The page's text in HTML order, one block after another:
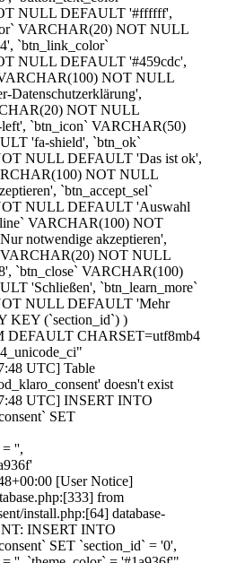
NULL DEFAULT '#ffffff',
VARCHAR(20) NOT NULL
`btn_link_color`
NULL DEFAULT '#459cdc',
NOT NULL
Datenschutzerklärung',
NOT NULL
`btn_icon` VARCHAR(50)
'fa-shield', `btn_ok`
NULL DEFAULT 'Das ist ok',
NOT NULL
`btn_accept_sel`
NULL DEFAULT 'Auswahl
VARCHAR(100) NOT
notwendige akzeptieren',
VARCHAR(20) NOT NULL
`btn_close` VARCHAR(100)
'Schließen', `btn_learn_more`
NULL DEFAULT 'Mehr
KEY (`section_id`) )
DEFAULT CHARSET=utf8mb4
UTC] Table
doesn't exist
UTC] INSERT INTO
SET
= '',
[User Notice]
from
install.php:[64] database-
INSERT INTO
SET `section_id` = '0',